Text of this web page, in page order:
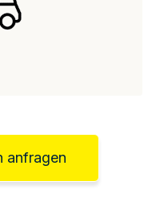
anfragen